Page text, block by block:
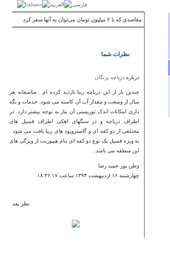
مقاصدی که با ۲ میلیون تومان می‌توان به آنها سفر کرد
نظرات شما
درباره دریاچه بزنگان
چندین بار از این دریاچه زیبا بازدید کرده ام . متاسفانه هر
سال از وسعت و مقدار آب آن کاسته می شود. خدمات و نگه
داری امکانات اندک توریستی آن نیاز به توجه بیشتر دارد. در
اطراف دریاچه و در سنگهای اهکی اطراف فسیل های
مختلفی از دو کفه ای و گاستروپود های زیبا یافت می شود .
به ویژه فسیل یک نوع دو کفه ای بنام هیپوریت از ویژگی های
این منطقه می باشد.
وطن پور حمید رضا
چهارشنبه ۱۶ ارديبهشت ۱۳۹۴ ساعت ۱۸:۳۶:۱۷
کلیسای در نوع خودش خیلی زیبایی هست ولی بدلیل عدم
نظر بعد